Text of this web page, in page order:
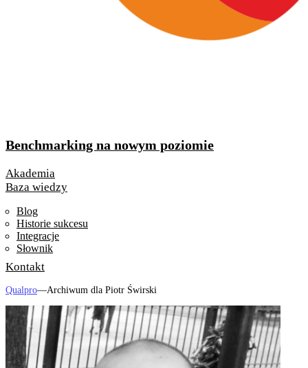
Benchmarking na nowym poziomie
Akademia
Baza wiedzy
Blog
Historie sukcesu
Integracje
Słownik
Kontakt
Qualpro—Archiwum dla Piotr Świrski